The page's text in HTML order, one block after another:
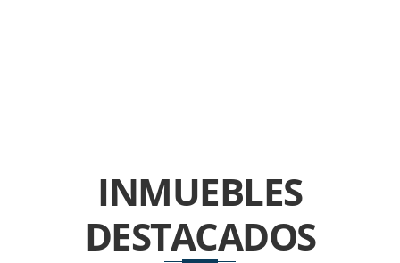
INMUEBLES
DESTACADOS